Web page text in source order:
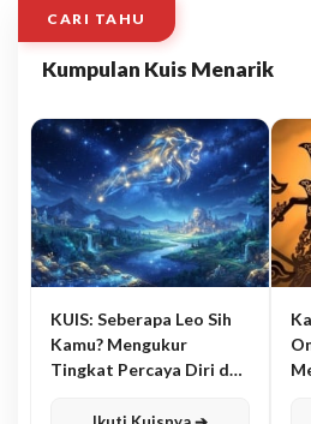
CARI TAHU
Kumpulan Kuis Menarik
KUIS: Seberapa Leo Sih
Kamu? Mengukur
Tingkat Percaya Diri dan